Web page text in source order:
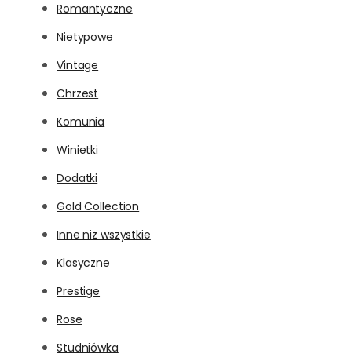
Romantyczne
Nietypowe
Vintage
Chrzest
Komunia
Winietki
Dodatki
Gold Collection
Inne niż wszystkie
Klasyczne
Prestige
Rose
Studniówka